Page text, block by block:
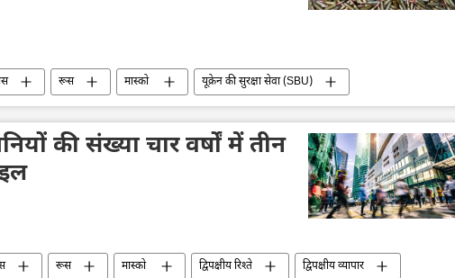
रूस मास्को
यूक्रेन की सुरक्षा सेवा (SBU)
सूडान
की संख्या चार वर्षों में तीन
रूस मास्को द्विपक्षीय रिश्ते
द्विपक्षीय व्यापार